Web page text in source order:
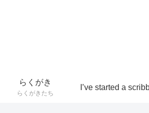
らくがき
らくがきたち